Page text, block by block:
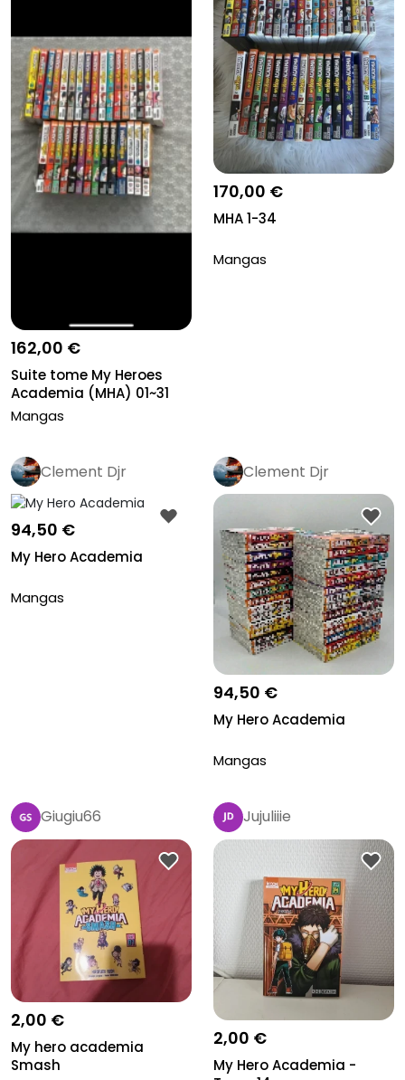
162,00 €
Suite tome My Heroes
Academia (MHA) 01~31
Mangas
170,00 €
MHA 1-34
Mangas
Clement Djr
94,50 €
My Hero Academia
Mangas
Clement Djr
94,50 €
My Hero Academia
Mangas
Giugiu66
2,00 €
My hero academia
Smash
Jujuliiie
2,00 €
My Hero Academia -